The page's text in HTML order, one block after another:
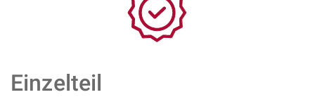
Einzelteil